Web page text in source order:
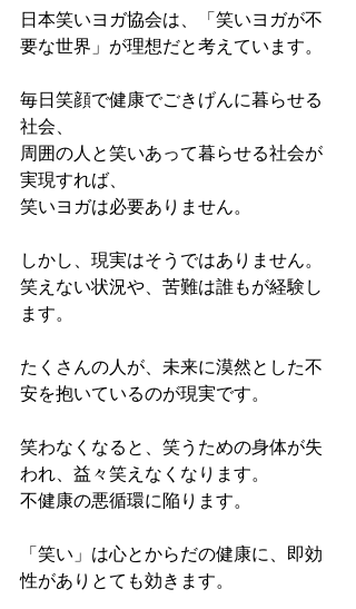
日本笑いヨガ協会は、「笑いヨガが不
要な世界」が理想だと考えています。
毎日笑顔で健康でごきげんに暮らせる
社会、
周囲の人と笑いあって暮らせる社会が
実現すれば、
笑いヨガは必要ありません。
しかし、現実はそうではありません。
笑えない状況や、苦難は誰もが経験し
ます。
たくさんの人が、未来に漠然とした不
安を抱いているのが現実です。
笑わなくなると、笑うための身体が失
われ、益々笑えなくなります。
不健康の悪循環に陥ります。
「笑い」は心とからだの健康に、即効
性がありとても効きます。